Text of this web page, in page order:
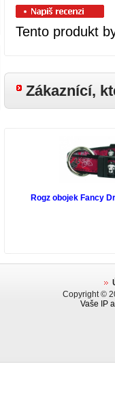
Tento produkt
Zákaznící,
Rogz obojek Fancy
Copyright ©
Vaše IP